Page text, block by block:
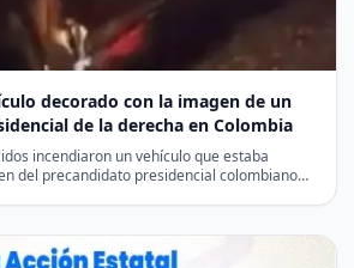
decorado con la imagen de un
de la derecha en Colombia
incendiaron un vehículo que estaba
del precandidato presidencial colombiano